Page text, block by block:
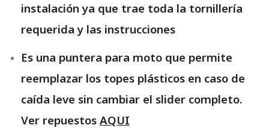
instalación ya que trae toda la tornillería
requerida y las instrucciones
Es una puntera para moto que permite
reemplazar los topes plásticos en caso de
caída leve sin cambiar el slider completo.
Ver repuestos AQUI